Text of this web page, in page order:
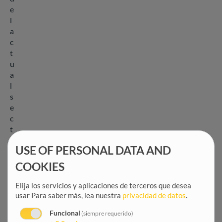
e
l
a
c
t
u
a
l
s
e
c
t
o
USE OF PERSONAL DATA AND
COOKIES
Elija los servicios y aplicaciones de terceros que desea
usar Para saber más, lea nuestra privacidad de datos.
Funcional (siempre requerido)